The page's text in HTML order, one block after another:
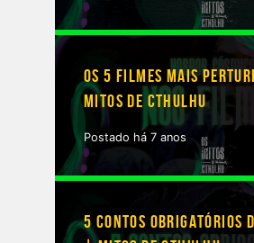
OS 5 FILMES MAIS
MITOS DE CTHULHU
Postado há 7 anos
5 CONTOS OBRIGATÓRIOS